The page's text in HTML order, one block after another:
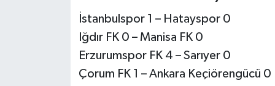
İstanbulspor 1 – Hatayspor 0
Iğdır FK 0 – Manisa FK 0
Erzurumspor FK 4 – Sarıyer 0
Çorum FK 1 – Ankara Keçiörengücü 0